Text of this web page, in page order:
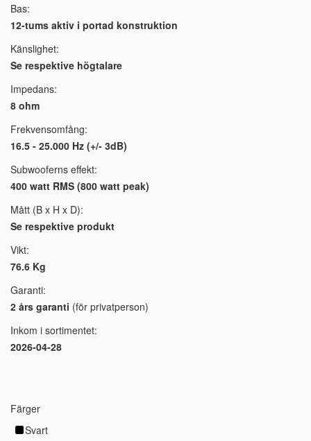
Bas:
12-tums aktiv i portad konstruktion
Känslighet:
Se respektive högtalare
Impedans:
8 ohm
Frekvensomfång:
16.5 - 25.000 Hz (+/- 3dB)
Subwooferns effekt:
400 watt RMS (800 watt peak)
Mått (B x H x D):
Se respektive produkt
Vikt:
76.6 Kg
Garanti:
2 års garanti (för privatperson)
Inkom i sortimentet:
2026-04-28
Färger
Svart